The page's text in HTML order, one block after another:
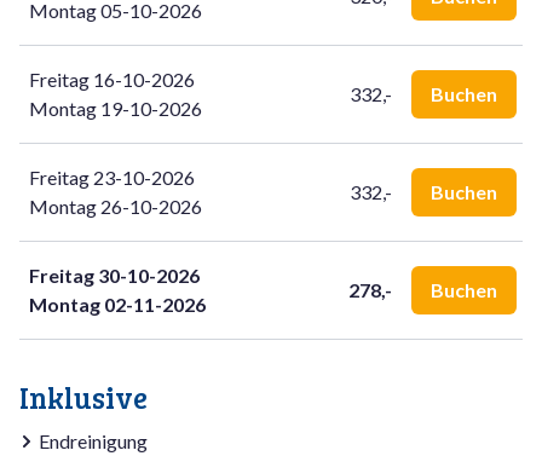
Montag 05-10-2026
Freitag 16-10-2026
Montag 19-10-2026
332,- Buchen
Freitag 23-10-2026
Montag 26-10-2026
332,- Buchen
Freitag 30-10-2026
Montag 02-11-2026
278,- Buchen
Inklusive
Endreinigung